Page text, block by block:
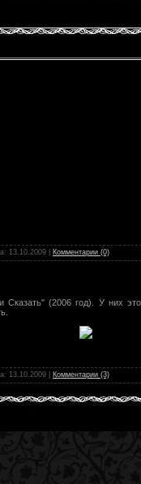
13.10.2009 Комментарии (0)
(2006 год). У них
13.10.2009 Комментарии (3)